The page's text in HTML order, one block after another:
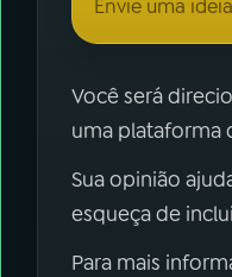
Envie uma
Você será
uma plataforma
Sua opinião
esqueça de
Para mais